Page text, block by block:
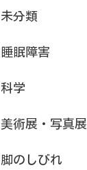
未分類
睡眠障害
科学
美術展・写真展
脚のしびれ